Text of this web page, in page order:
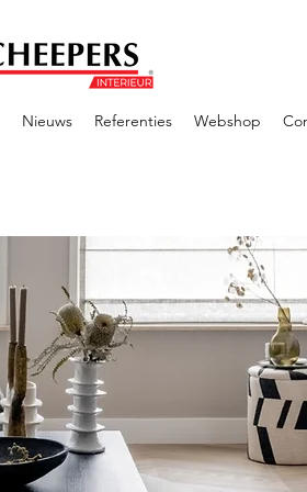
Nieuws Referenties Webshop